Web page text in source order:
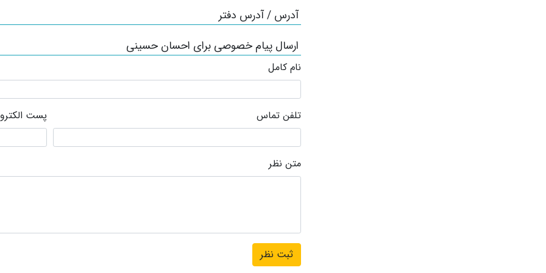
آدرس / آدرس دفتر
ارسال پیام خصوصی برای احسان حسینی
نام کامل
تلفن تماس پست
متن نظر